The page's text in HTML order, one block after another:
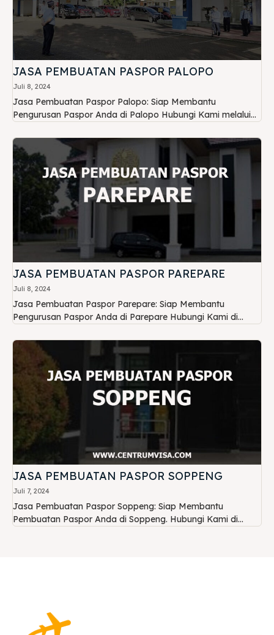
JASA PEMBUATAN PASPOR PALOPO
Juli 8, 2024
Jasa Pembuatan Paspor Palopo: Siap Membantu
Pengurusan Paspor Anda di Palopo Hubungi Kami melalui...
JASA PEMBUATAN PASPOR PAREPARE
Juli 8, 2024
Jasa Pembuatan Paspor Parepare: Siap Membantu
Pengurusan Paspor Anda di Parepare Hubungi Kami di...
JASA PEMBUATAN PASPOR SOPPENG
Juli 7, 2024
Jasa Pembuatan Paspor Soppeng: Siap Membantu
Pembuatan Paspor Anda di Soppeng. Hubungi Kami di...